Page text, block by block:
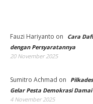
Fauzi Hariyanto on
Cara
dengan Persyaratannya
20 November 2025
Sumitro Achmad on
Gelar Pesta Demokrasi Damai
4 November 2025